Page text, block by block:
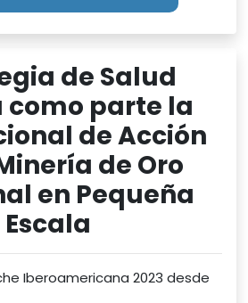
de Salud
como parte la
de Acción
de Oro
en Pequeña
Escala
Iberoamericana 2023 desde